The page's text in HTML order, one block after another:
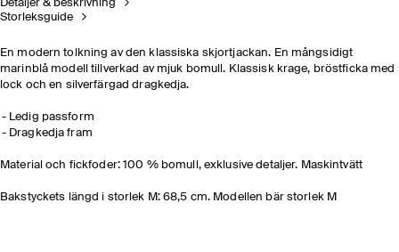
Detaljer & beskrivning
Storleksguide
En modern tolkning av den klassiska skjortjackan. En mångsidigt
marinblå modell tillverkad av mjuk bomull. Klassisk krage, bröstficka med
lock och en silverfärgad dragkedja.
Ledig passform
Dragkedja fram
Material och fickfoder: 100 % bomull, exklusive detaljer. Maskintvätt
Bakstyckets längd i storlek M: 68,5 cm. Modellen bär storlek M